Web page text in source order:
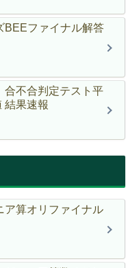
BEEファイナル解答
合不合判定テスト平
結果速報
ア算オリファイナル